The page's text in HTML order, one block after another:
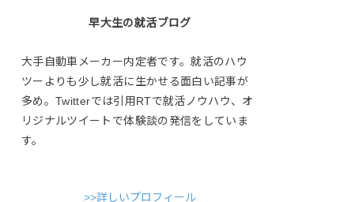
早大生の就活ブログ
大手自動車メーカー内定者です。就活のハウ
ツーよりも少し就活に生かせる面白い記事が
多め。Twitterでは引用RTで就活ノウハウ、オ
リジナルツイートで体験談の発信をしていま
す。
>>詳しいプロフィール